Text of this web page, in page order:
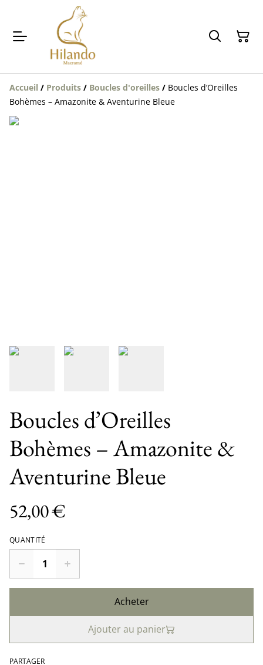
Accueil / Produits / Boucles d'oreilles / Boucles d’Oreilles
Bohèmes – Amazonite & Aventurine Bleue
Boucles d’Oreilles
Bohèmes – Amazonite &
Aventurine Bleue
52,00 €
QUANTITÉ
Acheter
Ajouter au panier
PARTAGER